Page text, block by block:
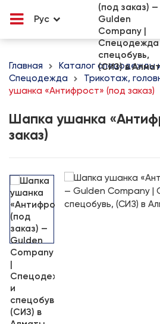
Рус
Главная
Каталог спецодежды
Спецодежда
Трикотаж,
ушанка «Антифрост» (под заказ)
Шапка ушанка
заказ)